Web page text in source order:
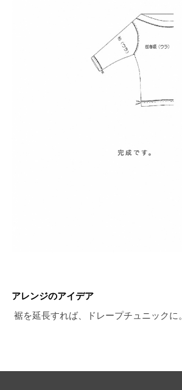
アレンジのアイデア
裾を延長すれば、ドレープチュニックに。